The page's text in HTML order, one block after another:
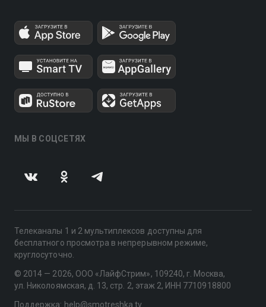
МЫ В СОЦСЕТЯХ
Телеканалы 1 и 2 мультиплексов доступны для
бесплатного просмотра в непрерывном режиме,
круглосуточно.
© 2014 — 2026, ООО «ЛайфСтрим», 109240, г. Москва,
ул. Николоямская, д. 13, стр. 2, этаж 2, ИНН 7710918800
Поддержка: help@smotreshka.tv